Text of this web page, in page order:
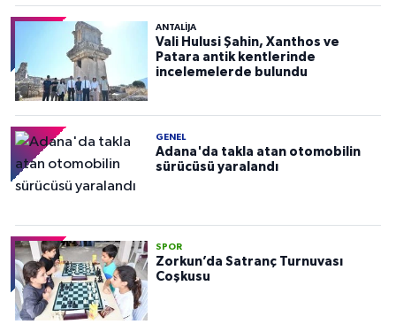
ANTALIJA
Vali Hulusi Şahin, Xanthos ve
Patara antik kentlerinde
incelemelerde bulundu
GENEL
Adana'da takla atan otomobilin
sürücüsü yaralandı
SPOR
Zorkun’da Satranç Turnuvası
Coşkusu